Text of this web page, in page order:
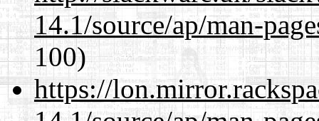
14.1/source/ap/man-
100)
https://